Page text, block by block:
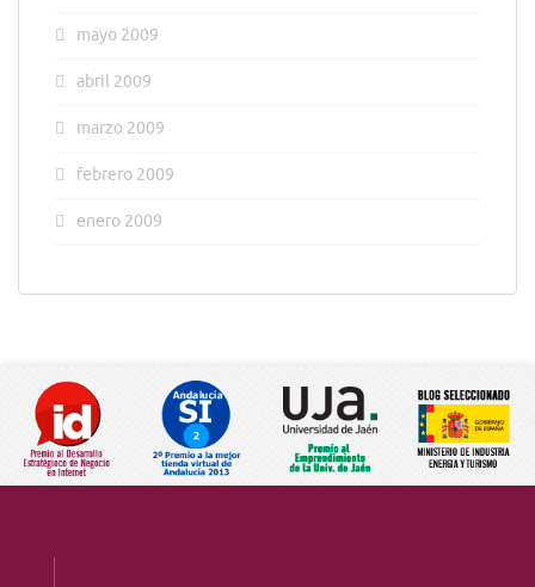
mayo 2009
abril 2009
marzo 2009
febrero 2009
enero 2009